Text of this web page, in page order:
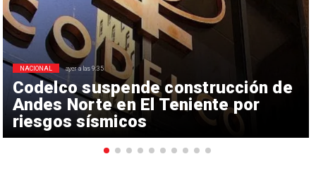
Codelco suspende construcción de
Andes Norte en El Teniente por
riesgos sísmicos
NACIONAL ayer a las 9:35